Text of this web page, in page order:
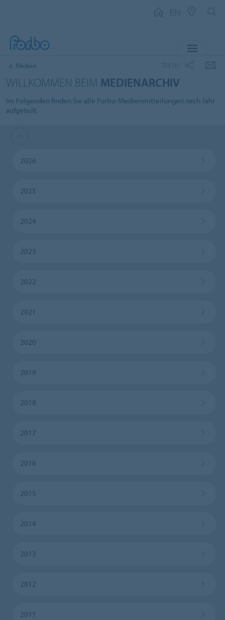
Medien
WILLKOMMEN BEIM MEDIENARCHIV
Im Folgenden finden Sie alle Forbo-Medienmitteilungen nach Jahr
aufgeteilt.
2026
2025
2024
2023
2022
2021
2020
2019
2018
2017
2016
2015
2014
2013
2012
2011